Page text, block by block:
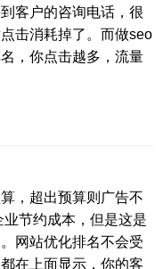
客户的咨询电话，很
击消耗掉了。而做seo
，你点击越多，流量
，超出预算则广告不
节约成本，但是这是
网站优化排名不会受
在上面显示，你的客